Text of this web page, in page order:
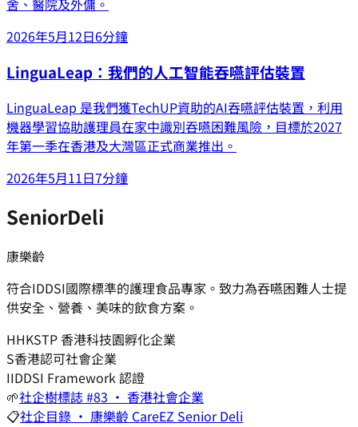
舍、醫院及外傭。
2026年5月12日6分鐘
LinguaLeap：我們的人工智能吞嚥評估裝置
LinguaLeap 是我們獲TechUP資助的AI吞嚥評估裝置，利用
機器學習協助護理員在家中識別吞嚥困難風險，目標於2027
年第一季在香港及大灣區正式商業推出。
2026年5月11日7分鐘
SeniorDeli
康樂齡
符合IDDSI國際標準的護理食品專家。致力為吞嚥困難人士提
供安全、營養、美味的飲食方案。
HHKSTP 香港科技園孵化企業
S香港認可社會企業
IIDDSI Framework 認證
🌱社企樹標誌 #83 · 香港社會企業
📋社企目錄 · 康樂齡 CareEZ Senior Deli